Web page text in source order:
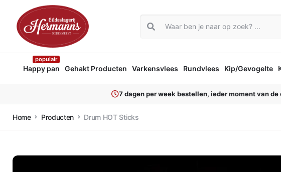
Happy pan
populair
Gehakt Producten Varkensvlees Rundvlees Kip/Gevogelte
7 dagen per week bestellen, ieder moment van de
Home Producten Drum HOT Sticks